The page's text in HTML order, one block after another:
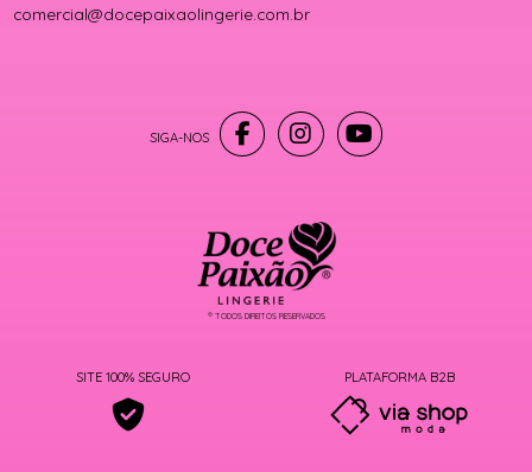
SITE 100% SEGURO PLATAFORMA B2B
comercial@docepaixaolingerie.com.br
® TODOS DIREITOS RESERVADOS